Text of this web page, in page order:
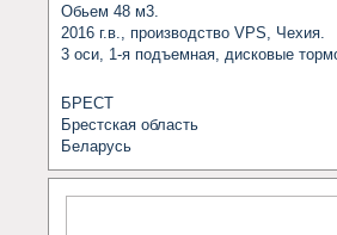
Обьем 48 м3.
2016 г.в., производство VPS, Чехия.
3 оси, 1-я подъемная, дисковые
БРЕСТ
Брестская область
Беларусь